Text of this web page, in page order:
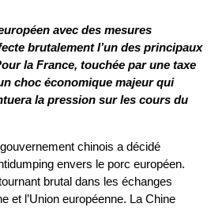
avec des mesures
brutalement l’un des principaux
la France, touchée par une taxe
choc économique majeur qui
la pression sur les cours du
chinois a décidé
envers le porc européen.
brutal dans les échanges
et l’Union européenne. La Chine